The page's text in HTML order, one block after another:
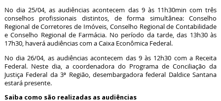
No dia 25/04, as audiências acontecem das 9 às 11h30min com três
conselhos profissionais distintos, de forma simultânea: Conselho
Regional de Corretores de Imóveis, Conselho Regional de Contabilidade
e Conselho Regional de Farmácia. No período da tarde, das 13h30 às
17h30, haverá audiências com a Caixa Econômica Federal.
No dia 26/04, as audiências acontecem das 9 às 12h30 com a Receita
Federal. Neste dia, a coordenadora do Programa de Conciliação da
Justiça Federal da 3ª Região, desembargadora federal Daldice Santana
estará presente.
Saiba como são realizadas as audiências